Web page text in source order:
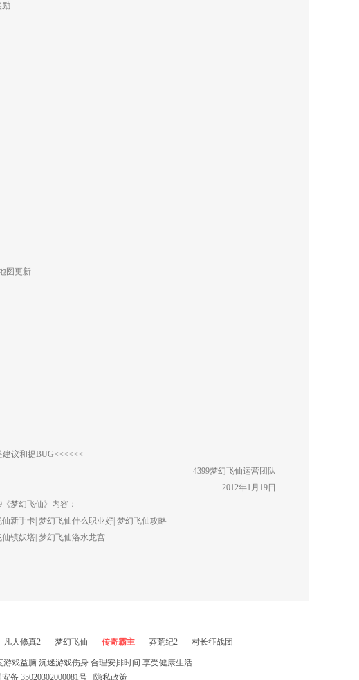
励
图更新
议和提BUG<<<<<<
4399梦幻飞仙运营团队
2012年1月19日
《梦幻飞仙》内容：
仙新手卡| 梦幻飞仙什么职业好| 梦幻飞仙攻略
仙镇妖塔| 梦幻飞仙洛水龙宫
凡人修真2 梦幻飞仙 传奇霸主 莽荒纪2 村长征战团
戏益脑 沉迷游戏伤身 合理安排时间 享受健康生活
备 35020302000081号 隐私政策